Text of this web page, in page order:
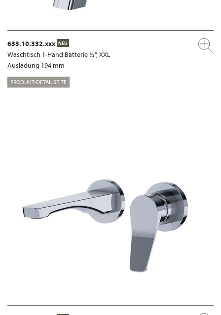
633.10.332.xxx NEU
Waschtisch 1-Hand Batterie ½“, XXL
Ausladung 194 mm
PRODUKT-DETAILSEITE